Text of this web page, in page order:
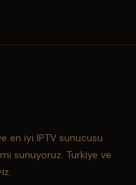
en iyi IPTV sunucusu
sunuyoruz. Turkiye ve